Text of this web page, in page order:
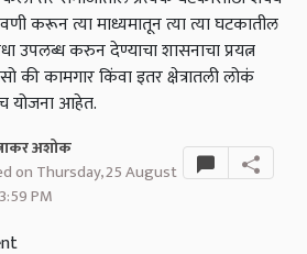
करून त्या माध्यमातून त्या त्या घटकातील
उपलब्ध करुन देण्याचा शासनाचा प्रयत्न
की कामगार किंवा इतर क्षेत्रातली लोकं
योजना आहेत.
अशोक
on Thursday, 25 August
PM